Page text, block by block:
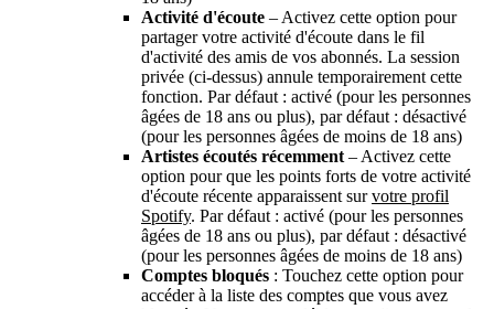
Activité d'écoute – Activez cette option pour
partager votre activité d'écoute dans le fil
d'activité des amis de vos abonnés. La session
privée (ci-dessus) annule temporairement cette
fonction. Par défaut : activé (pour les personnes
âgées de 18 ans ou plus), par défaut : désactivé
(pour les personnes âgées de moins de 18 ans)
Artistes écoutés récemment – Activez cette
option pour que les points forts de votre activité
d'écoute récente apparaissent survotre profil
Spotify. Par défaut : activé (pour les personnes
âgées de 18 ans ou plus), par défaut : désactivé
(pour les personnes âgées de moins de 18 ans)
Comptes bloqués : Touchez cette option pour
accéder à la liste des comptes que vous avez